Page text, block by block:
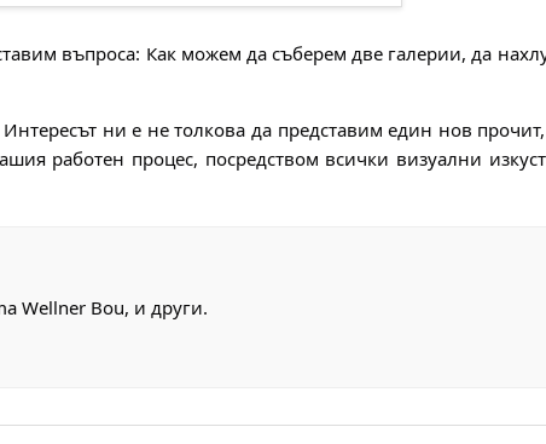
въпроса: Как можем да съберем две галерии, да
ни е не толкова да представим един нов
работен процес, посредством всички визуални
Wellner Bou, и други.